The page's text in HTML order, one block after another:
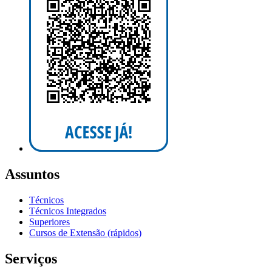
Assuntos
Técnicos
Técnicos Integrados
Superiores
Cursos de Extensão (rápidos)
Serviços